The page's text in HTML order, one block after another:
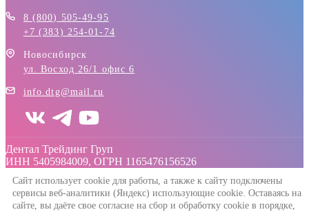
8 (800) 505-49-95
+7 (383) 254-01-74
Новосибирск
ул. Восход 26/1 офис 6
info.dtg@mail.ru
Дентал Трейдинг Груп
ИНН 5405984009, ОГРН 1165476156526
Сайт использует cookie для работы, а также к сайту подключены
сервисы веб-аналитики (Яндекс) использующие cookie. Оставаясь на
сайте, вы даёте свое согласие на сбор и обработку cookie в порядке,